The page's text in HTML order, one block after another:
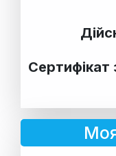
Сертифікат